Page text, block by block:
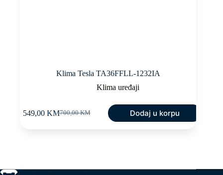
Klima Tesla TA36FFLL-1232IA
Klima uređaji
700,00KM
Original
549,00 KMCurrent
Dodaj u korpu